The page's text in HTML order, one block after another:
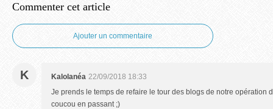
Commenter cet article
Ajouter un commentaire
K Kalolanéa 22/09/2018 18:33
Je prends le temps de refaire le tour des blogs de notre opération
coucou en passant ;)